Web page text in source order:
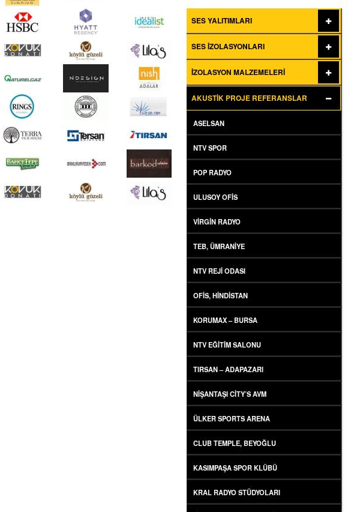
SES YALITIMLARI
SES İZOLASYONLARI
İZOLASYON MALZEMELERI
AKUSTIK PROJE REFERANSLAR
ASELSAN
NTV SPOR
POP RADYO
ULUSOY OFIS
VIRGIN RADYO
TEB, ÜMRANIYE
NTV REJI ODASI
OFIS, HINDISTAN
KORUMAX – BURSA
NTV EĞITIM SALONU
TIRSAN – ADAPAZARI
NIŞANTAŞI CITY’S AVM
ÜLKER SPORTS ARENA
CLUB TEMPLE, BEYOĞLU
KASIMPAŞA SPOR KLÜBÜ
KRAL RADYO STÜDYOLARI